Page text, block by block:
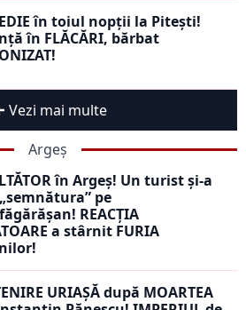
în toiul nopții la Pitești!
în FLĂCĂRI, bărbat
Vezi mai multe
Argeș
în Argeș! Un turist și-a
pe
REACȚIA
a stârnit FURIA
URIAȘĂ după MOARTEA